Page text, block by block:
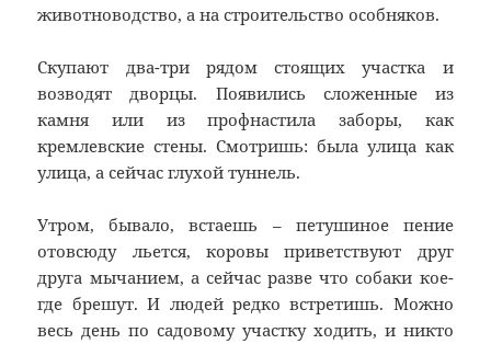
животноводство, а на строительство особняков.
Скупают два-три рядом стоящих участка и
возводят дворцы. Появились сложенные из
камня или из профнастила заборы, как
кремлевские стены. Смотришь: была улица как
улица, а сейчас глухой туннель.
Утром, бывало, встаешь – петушиное пение
отовсюду льется, коровы приветствуют друг
друга мычанием, а сейчас разве что собаки кое-
где брешут. И людей редко встретишь. Можно
весь день по садовому участку ходить, и никто